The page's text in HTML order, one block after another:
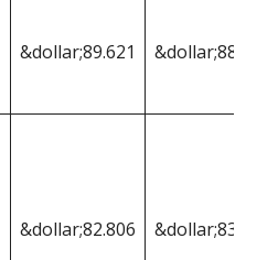
&dollar;89.621 &dollar;88.462
&dollar;82.806 &dollar;83,141